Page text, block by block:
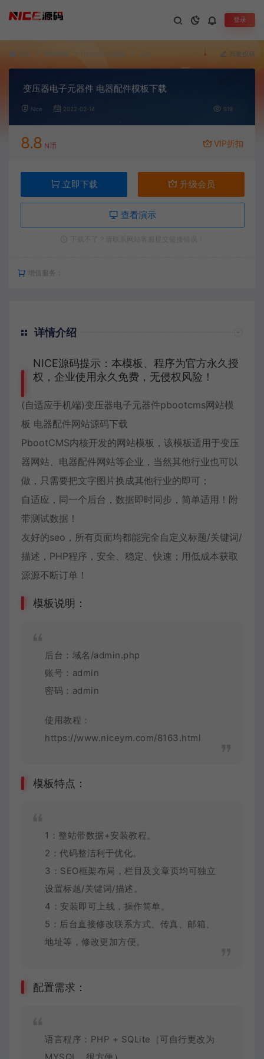
登录
首页 网站模板 PbootCMS模板 正文 我要投稿
变压器电子元器件 电器配件模板下载
Nice 2022-03-14 919
8.8 N币 VIP折扣
立即下载 升级会员
查看演示
增值服务：
详情介绍
NICE源码提示：本模板、程序为官方永久授
权，企业使用永久免费，无侵权风险！
(自适应手机端)变压器电子元器件pbootcms网站模
板 电器配件网站源码下载
PbootCMS内核开发的网站模板，该模板适用于变压
器网站、电器配件网站等企业，当然其他行业也可以
做，只需要把文字图片换成其他行业的即可；
自适应，同一个后台，数据即时同步，简单适用！附
带测试数据！
友好的seo，所有页面均都能完全自定义标题/关键词/
描述，PHP程序，安全、稳定、快速；用低成本获取
源源不断订单！
模板说明：
后台：域名/admin.php
账号：admin
密码：admin
使用教程：
https://www.niceym.com/8163.html
模板特点：
1：整站带数据+安装教程。
2：代码整洁利于优化。
3：SEO框架布局，栏目及文章页均可独立
设置标题/关键词/描述。
4：安装即可上线，操作简单。
5：后台直接修改联系方式、传真、邮箱、
地址等，修改更加方便。
配置需求：
语言程序：PHP + SQLite（可自行更改为